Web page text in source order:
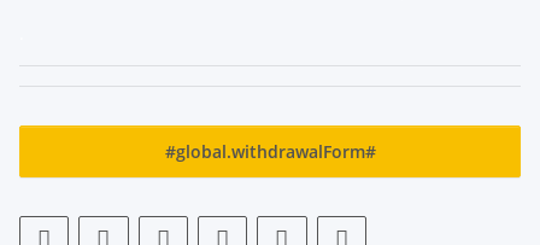
#global.withdrawalForm#